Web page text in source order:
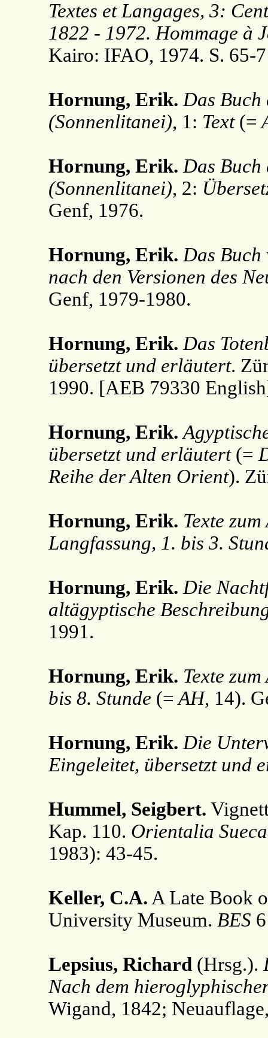
Textes et Langages, 3:
1822 - 1972. Hommage à
Kairo: IFAO, 1974. S. 65-
Hornung, Erik. Das Buch
(Sonnenlitanei), 1: Text(=
Hornung, Erik. Das Buch
(Sonnenlitanei), 2:
Genf, 1976.
Hornung, Erik. Das Buch
nach den Versionen des
Genf, 1979-1980.
Hornung, Erik. Das
übersetzt und erläutert.
1990. [AEB 79330
Hornung, Erik.
übersetzt und erläutert(=
Reihe der Alten Orient).
Hornung, Erik. Texte
Langfassung, 1. bis 3.
Hornung, Erik. Die
altägyptische
1991.
Hornung, Erik. Texte
bis 8. Stunde (= AH, 14).
Hornung, Erik. Die
Eingeleitet, übersetzt und
Hummel, Seigbert.
Kap. 110. Orientalia
1983): 43-45.
Keller, C.A. A Late Book
University Museum. BES
Lepsius, Richard (Hrsg.).
Nach dem
Wigand, 1842;